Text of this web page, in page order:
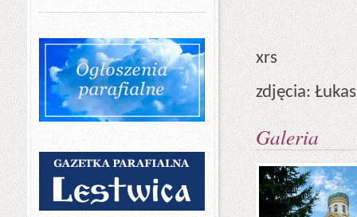
xrs
zdjęcia:
Galeria